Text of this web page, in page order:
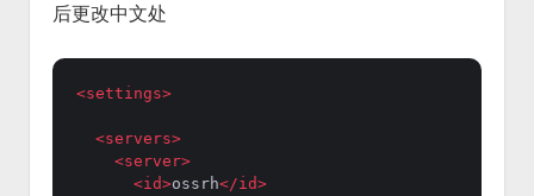
后更改中文处
<settings>
<servers>
<server>
<id>ossrh</id>